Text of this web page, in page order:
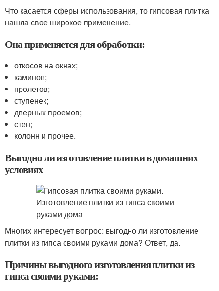
Что касается сферы использования, то гипсовая плитка
нашла свое широкое применение.
Она применяется для обработки:
откосов на окнах;
каминов;
пролетов;
ступенек;
дверных проемов;
стен;
колонн и прочее.
Выгодно ли изготовление плитки в домашних
условиях
Многих интересует вопрос: выгодно ли изготовление
плитки из гипса своими руками дома? Ответ, да.
Причины выгодного изготовления плитки из
гипса своими руками: